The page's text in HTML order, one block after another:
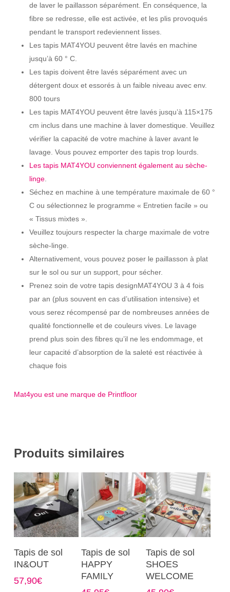
de laver le paillasson séparément. En conséquence, la
fibre se redresse, elle est activée, et les plis provoqués
pendant le transport redeviennent lisses.
Les tapis MAT4YOU peuvent être lavés en machine
jusqu’à 60 ° C.
Les tapis doivent être lavés séparément avec un
détergent doux et essorés à un faible niveau avec env.
800 tours
Les tapis MAT4YOU peuvent être lavés jusqu’à 115×175
cm inclus dans une machine à laver domestique. Veuillez
vérifier la capacité de votre machine à laver avant le
lavage. Vous pouvez emporter des tapis trop lourds.
Les tapis MAT4YOU conviennent également au sèche-
linge.
Séchez en machine à une température maximale de 60 °
C ou sélectionnez le programme « Entretien facile » ou
« Tissus mixtes ».
Veuillez toujours respecter la charge maximale de votre
sèche-linge.
Alternativement, vous pouvez poser le paillasson à plat
sur le sol ou sur un support, pour sécher.
Prenez soin de votre tapis designMAT4YOU 3 à 4 fois
par an (plus souvent en cas d’utilisation intensive) et
vous serez récompensé par de nombreuses années de
qualité fonctionnelle et de couleurs vives. Le lavage
prend plus soin des fibres qu’il ne les endommage, et
leur capacité d’absorption de la saleté est réactivée à
chaque fois
Mat4you est une marque de Printfloor
Produits similaires
Choix Des
Options
produit
a
plusieurs
Tapis de sol
IN&OUT
57,90€
Choix Des
Options
produit
a
Tapis de sol
HAPPY
FAMILY
Choix Des
Options
produit
a
Tapis de sol
SHOES
WELCOME